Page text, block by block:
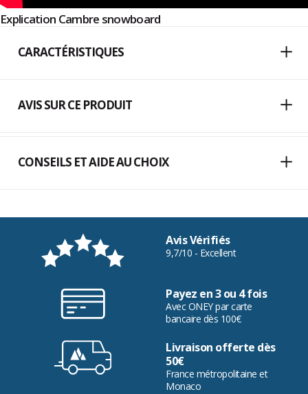
Explication Cambre snowboard
CARACTÉRISTIQUES
AVIS SUR CE PRODUIT
CONSEILS ET AIDE AU CHOIX
Avis Vérifiés
9,7/10 - Excellent
Payez en 3 ou 4 fois
Avec ONEY par carte
bancaire dès 100€
Livraison offerte dès
50€
France métropolitaine et
Monaco